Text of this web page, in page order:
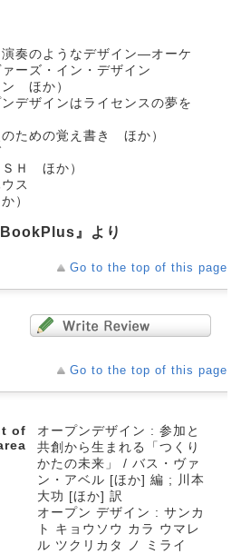
奏のようなデザイン―オーケ
ーズ・イン・デザイン
ン ほか）
デザインはライセンスの夢を
ための覚え書き ほか）
ＳＨ ほか）
ス
）
BookPlus』より
Go to the top of this page
Go to the top of this page
of
オープンデザイン : 参加と
共創から生まれる「つくり
かたの未来」 / バス・ヴァ
ン・アベル [ほか] 編 ; 川本
大功 [ほか] 訳
オープン デザイン : サンカ
ト キョウソウ カラ ウマレ
ル ツクリカタ ノ ミライ